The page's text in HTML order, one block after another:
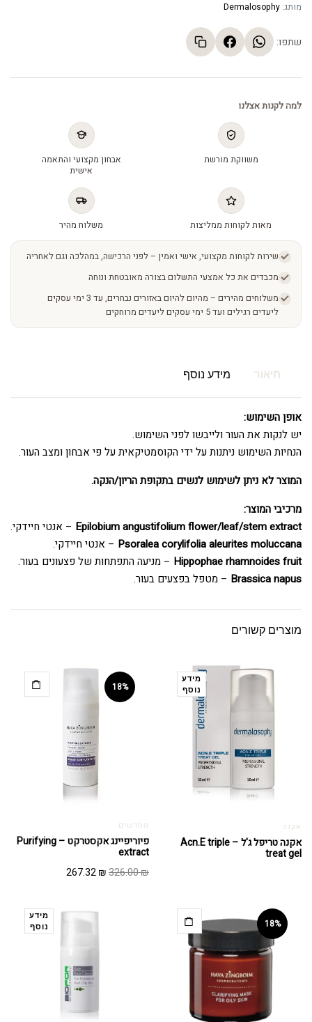
מותג: Dermalosophy
שתפו:
למה לקנות אצלנו
משווקת מורשת
אבחון מקצועי והתאמה
אישית
מאות לקוחות ממליצות משלוח מהיר
שירות לקוחות מקצועי, אישי ואמין – לפני הרכישה, במהלכה וגם לאחריה
מכבדים את כל אמצעי התשלום בצורה מאובטחת ונוחה
משלוחים מהירים – מהיום להיום באזורים נבחרים, עד 3 ימי עסקים
ליעדים רגילים ועד 5 ימי עסקים ליעדים מרוחקים
תיאור מידע נוסף
אופן השימוש:
יש לנקות את העור ולייבשו לפני השימוש.
הנחיות השימוש ניתנות על ידי הקוסמטיקאית על פי אבחון ומצב העור.
המוצר לא ניתן לשימוש לנשים בתקופת הריון/הנקה.
מרכיבי המוצר:
Epilobium angustifolium flower/leaf/stem extract – אנטי חיידקי.
Psoralea corylifolia aleurites moluccana – אנטי חיידקי.
Hippophae rhamnoides fruit – מניעה התפתחות של פצעונים בעור.
Brassica napus – מטפל בפצעים בעור.
מוצרים קשורים
מידע
נוסף
אקנה
אקנה טריפל ג'ל – Acn.E triple
treat gel
18%
מחדשים
פיוריפיינג אקסטרקט – Purifying
extract
326.00₪
המחיר
326.00 ₪.
267.32₪
המחיר
267.32 ₪.
18%
מידע
נוסף